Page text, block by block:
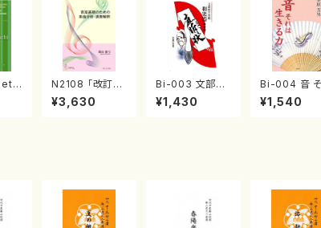
N2108 「改訂
版」音楽表現の
ための楽曲分
¥3,630
Bi-003 文部科
学省殿 和楽器か
らの直訴状（茅
¥1,430
Bi-004 音
は 生きる力（茅
原 芳男/書籍）
¥1,540